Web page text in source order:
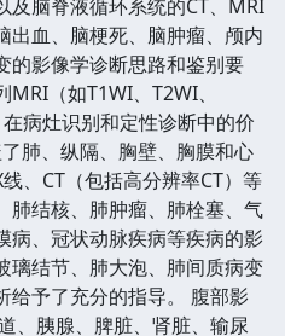
及脑脊液循环系统的CT、MRI
出血、脑梗死、脑肿瘤、颅内
的影像学诊断思路和鉴别要
（如T1WI、T2WI、
病灶识别和定性诊断中的价
肺、纵隔、胸壁、胸膜和心
、CT（包括高分辨率CT）等
肺结核、肺肿瘤、肺栓塞、气
病、冠状动脉疾病等疾病的影
璃结节、肺大泡、肺间质病变
给予了充分的指导。 腹部影
、胰腺、脾脏、肾脏、输尿